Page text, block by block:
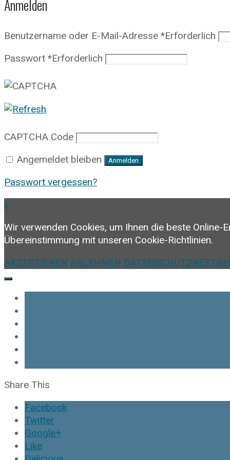
Anmelden
Benutzername oder E-Mail-Adresse *Erforderlich
Passwort *Erforderlich
CAPTCHA Code
Angemeldet bleiben
Anmelden
Passwort vergessen?
x
Wir verwenden Cookies, um Ihnen die beste
Übereinstimmung mit unseren Cookie-Richtlinien.
AKZEPTIEREN ABLEHNEN
Share This
Facebook
Twitter
Google+
Like